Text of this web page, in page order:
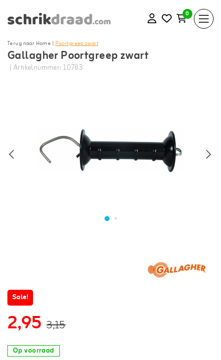
0
Terug naar Home |Poortgreep zwart
Gallagher Poortgreep zwart
| Artikelnummer: 10783
Sale!
2,95 3,15
Op voorraad